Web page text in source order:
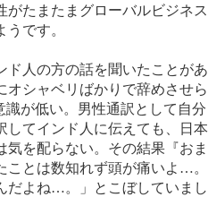
がたまたまグローバルビジネス
です。
ド人の方の話を聞いたことがあ
オシャベリばかりで辞めさせら
識が低い。男性通訳として自分
してインド人に伝えても、日本
を配らない。その結果『おま
ことは数知れず頭が痛いよ…。
だよね…。」とこぼしていまし